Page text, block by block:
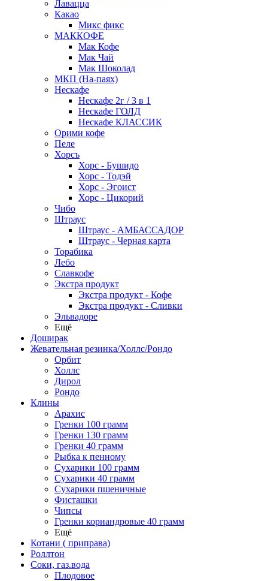
Лавацца
Какао
Микс фикс
МАККОФЕ
Мак Кофе
Мак Чай
Мак Шоколад
МКП (На-паях)
Нескафе
Нескафе 2г / 3 в 1
Нескафе ГОЛД
Нескафе КЛАССИК
Орими кофе
Пеле
Хорсъ
Хорс - Бушидо
Хорс - Тодэй
Хорс - Эгоист
Хорс - Цикорий
Чибо
Штраус
Штраус - АМБАССАДОР
Штраус - Черная карта
Торабика
Лебо
Славкофе
Экстра продукт
Экстра продукт - Кофе
Экстра продукт - Сливки
Эльвадоре
Ещё
Доширак
Жевательная резинка/Холлс/Рондо
Орбит
Холлс
Дирол
Рондо
Клины
Арахис
Гренки 100 грамм
Гренки 130 грамм
Гренки 40 грамм
Рыбка к пенному
Сухарики 100 грамм
Сухарики 40 грамм
Сухарики пшеничные
Фисташки
Чипсы
Гренки кориандровые 40 грамм
Ещё
Котани ( приправа)
Роллтон
Соки, газ.вода
Плодовое